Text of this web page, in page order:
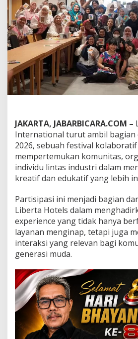
e
r
n
a
t
i
o
n
a
i
r
d
i
B
e
l
j
a
r
a
y
a
2
6
,
D
o
r
o
n
JAKARTA, JABARBICARA.COM –
International turut ambil bagian
2026, sebuah festival
mempertemukan komunitas,
individu lintas industri dalam
kreatif dan edukatif yang lebih
Partisipasi ini menjadi bagian
Liberta Hotels dalam
experience yang tidak hanya
layanan menginap, tetapi juga
interaksi yang relevan bagi
generasi muda.